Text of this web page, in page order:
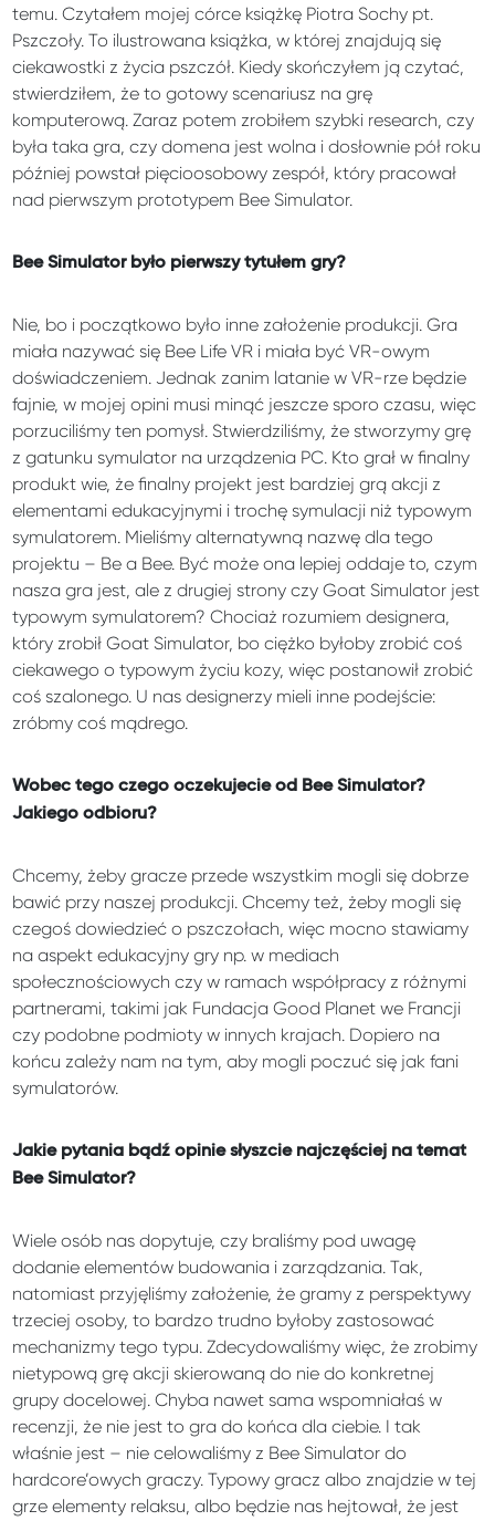
temu. Czytałem mojej córce książkę Piotra Sochy pt.
Pszczoły. To ilustrowana książka, w której znajdują się
ciekawostki z życia pszczół. Kiedy skończyłem ją czytać,
stwierdziłem, że to gotowy scenariusz na grę
komputerową. Zaraz potem zrobiłem szybki research, czy
była taka gra, czy domena jest wolna i dosłownie pół roku
później powstał pięcioosobowy zespół, który pracował
nad pierwszym prototypem Bee Simulator.
Bee Simulator było pierwszy tytułem gry?
Nie, bo i początkowo było inne założenie produkcji. Gra
miała nazywać się Bee Life VR i miała być VR-owym
doświadczeniem. Jednak zanim latanie w VR-rze będzie
fajnie, w mojej opini musi minąć jeszcze sporo czasu, więc
porzuciliśmy ten pomysł. Stwierdziliśmy, że stworzymy grę
z gatunku symulator na urządzenia PC. Kto grał w finalny
produkt wie, że finalny projekt jest bardziej grą akcji z
elementami edukacyjnymi i trochę symulacji niż typowym
symulatorem. Mieliśmy alternatywną nazwę dla tego
projektu – Be a Bee. Być może ona lepiej oddaje to, czym
nasza gra jest, ale z drugiej strony czy Goat Simulator jest
typowym symulatorem? Chociaż rozumiem designera,
który zrobił Goat Simulator, bo ciężko byłoby zrobić coś
ciekawego o typowym życiu kozy, więc postanowił zrobić
coś szalonego. U nas designerzy mieli inne podejście:
zróbmy coś mądrego.
Wobec tego czego oczekujecie od Bee Simulator?
Jakiego odbioru?
Chcemy, żeby gracze przede wszystkim mogli się dobrze
bawić przy naszej produkcji. Chcemy też, żeby mogli się
czegoś dowiedzieć o pszczołach, więc mocno stawiamy
na aspekt edukacyjny gry np. w mediach
społecznościowych czy w ramach współpracy z różnymi
partnerami, takimi jak Fundacja Good Planet we Francji
czy podobne podmioty w innych krajach. Dopiero na
końcu zależy nam na tym, aby mogli poczuć się jak fani
symulatorów.
Jakie pytania bądź opinie słyszcie najczęściej na temat
Bee Simulator?
Wiele osób nas dopytuje, czy braliśmy pod uwagę
dodanie elementów budowania i zarządzania. Tak,
natomiast przyjęliśmy założenie, że gramy z perspektywy
trzeciej osoby, to bardzo trudno byłoby zastosować
mechanizmy tego typu. Zdecydowaliśmy więc, że zrobimy
nietypową grę akcji skierowaną do nie do konkretnej
grupy docelowej. Chyba nawet sama wspomniałaś w
recenzji, że nie jest to gra do końca dla ciebie. I tak
właśnie jest – nie celowaliśmy z Bee Simulator do
hardcore’owych graczy. Typowy gracz albo znajdzie w tej
grze elementy relaksu, albo będzie nas hejtował, że jest